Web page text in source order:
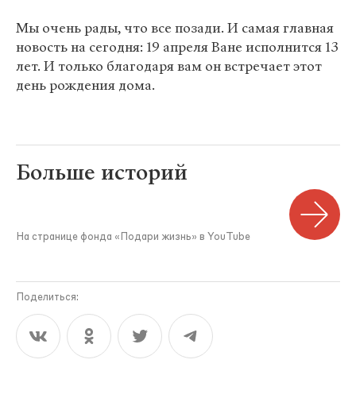
Мы очень рады, что все позади. И самая главная
новость на сегодня: 19 апреля Ване исполнится 13
лет. И только благодаря вам он встречает этот
день рождения дома.
Больше историй
На странице фонда «Подари жизнь» в YouTube
Поделиться: